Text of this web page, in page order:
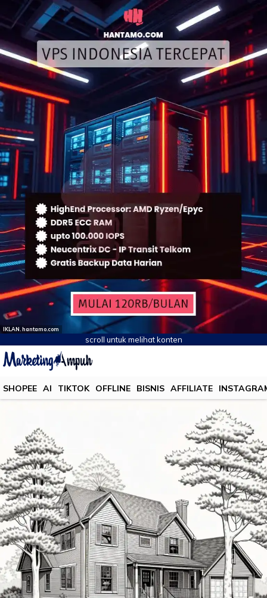
IKLAN. hantamo.com
scroll untuk melihat konten
SHOPEE AI TIKTOK OFFLINE BISNIS AFFILIATE